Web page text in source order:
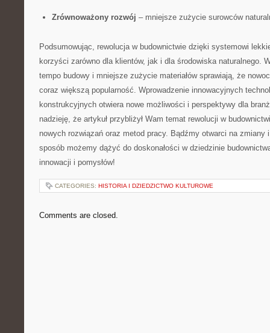
Zrównoważony rozwój – mniejsze zużycie surowców
Podsumowując, rewolucja w ⁣budownictwie dzięki systemowi
korzyści zarówno ⁢dla klientów, jak i dla środowiska naturalnego.
tempo budowy i mniejsze zużycie⁣ materiałów​ sprawiają, że
coraz większą popularność. Wprowadzenie innowacyjnych
konstrukcyjnych otwiera nowe ⁢możliwości i perspektywy ⁢dla
nadzieję,⁣ że artykuł przybliżył Wam temat rewolucji ​w
nowych rozwiązań oraz metod pracy. ‌Bądźmy otwarci na ⁢zmiany
sposób możemy dążyć do doskonałości w dziedzinie
innowacji i pomysłów!
CATEGORIES: HISTORIA I DZIEDZICTWO KULTUROWE
Comments are closed.